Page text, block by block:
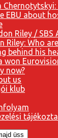
EBU about
Riley: Who
behind his
won
now?
us
klub